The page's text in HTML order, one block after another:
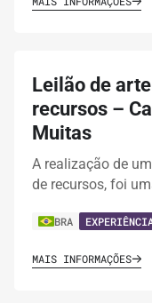
Leilão de
recursos –
Muitas
A realização de
de recursos, foi
BRA
MAIS INFORMAÇÕES